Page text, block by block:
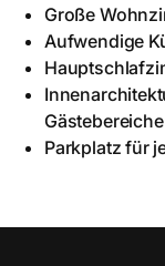
Große
Aufwendige
Parkplatz für